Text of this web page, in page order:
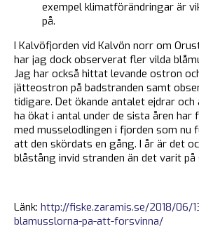
exempel klimatförändringar är
på.
I Kalvöfjorden vid Kalvön norr om
har jag dock observerat fler vilda
Jag har också hittat levande ostron
jätteostron på badstranden samt
tidigare. Det ökande antalet ejdrar
ha ökat i antal under de sista åren har
med musselodlingen i fjorden som nu
att den skördats en gång. I år är det
blåstång invid stranden än det varit på
Länk: http://fiske.zaramis.se/2018/06/
blamusslorna-pa-att-forsvinna/